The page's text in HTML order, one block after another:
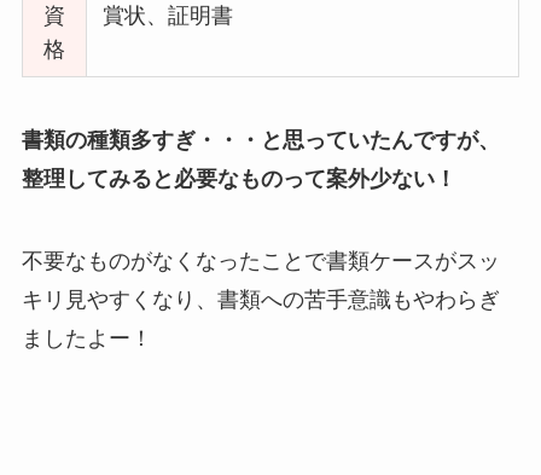
資
格
賞状、証明書
書類の種類多すぎ・・・と思っていたんですが、
整理してみると必要なものって案外少ない！
不要なものがなくなったことで書類ケースがスッ
キリ見やすくなり、書類への苦手意識もやわらぎ
ましたよー！